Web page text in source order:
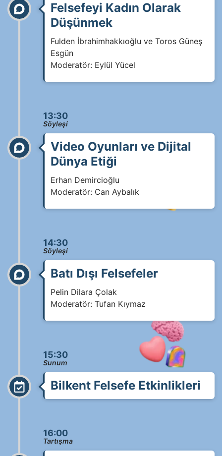
Felsefeyi Kadın Olarak
Düşünmek
Fulden İbrahimhakkıoğlu ve Toros Güneş
Esgün
Moderatör: Eylül Yücel
13:30
Söyleşi
Video Oyunları ve Dijital
Dünya Etiği
Erhan Demircioğlu
Moderatör: Can Aybalık
14:30
Söyleşi
Batı Dışı Felsefeler
Pelin Dilara Çolak
Moderatör: Tufan Kıymaz
15:30
Sunum
Bilkent Felsefe Etkinlikleri
16:00
Tartışma